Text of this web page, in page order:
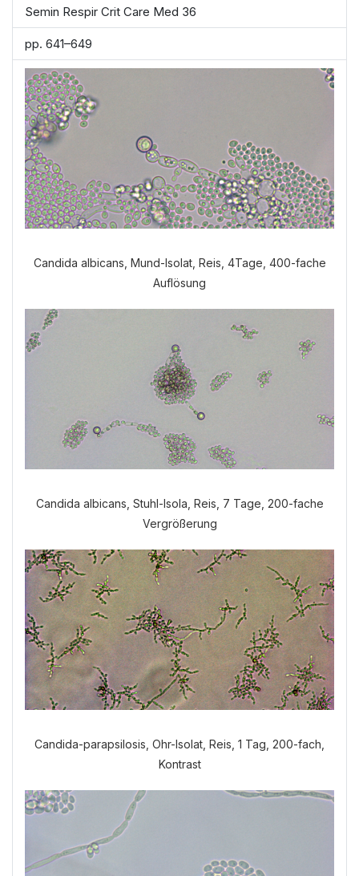
service@normamed.com
Semin Respir Crit Care Med 36
pp. 641–649
Candida albicans, Mund-Isolat, Reis, 4Tage, 400-fache
Auflösung
Candida albicans, Stuhl-Isola, Reis, 7 Tage, 200-fache
Vergrößerung
Candida-parapsilosis, Ohr-Isolat, Reis, 1 Tag, 200-fach,
Kontrast
Welche Anamnese möchten Sie
durchführen?
VERDAUUNGSANAMNESE
NORMALE ANAMNESE